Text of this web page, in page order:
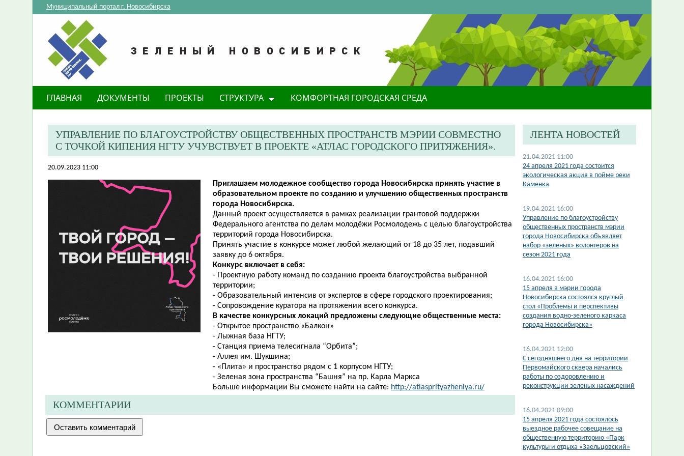
Муниципальный портал г. Новосибирска
ГЛАВНАЯ ДОКУМЕНТЫ ПРОЕКТЫ СТРУКТУРА КОМФОРТНАЯ ГОРОДСКАЯ СРЕДА
УПРАВЛЕНИЕ ПО БЛАГОУСТРОЙСТВУ ОБЩЕСТВЕННЫХ ПРОСТРАНСТВ МЭРИИ СОВМЕСТНО
С ТОЧКОЙ КИПЕНИЯ НГТУ УЧУВСТВУЕТ В ПРОЕКТЕ «АТЛАС ГОРОДСКОГО ПРИТЯЖЕНИЯ».
20.09.2023 11:00
Приглашаем молодежное сообщество города Новосибирска принять участие в
образовательном проекте по созданию и улучшению общественных пространств
города Новосибирска.
Данный проект осуществляется в рамках реализации грантовой поддержки
Федерального агентства по делам молодёжи Росмолодежь с целью благоустройства
территорий города Новосибирска.
Принять участие в конкурсе может любой желающий от 18 до 35 лет, подавший
заявку до 6 октября.
Конкурс включает в себя:
- Проектную работу команд по созданию проекта благоустройства выбранной
территории;
- Образовательный интенсив от экспертов в сфере городского проектирования;
- Сопровождение куратора на протяжении всего конкурса.
В качестве конкурсных локаций предложены следующие общественные места:
- Открытое пространство «Балкон»
- Лыжная база НГТУ;
- Станция приема телесигнала “Орбита”;
- Аллея им. Шукшина;
- «Плита» и пространство рядом с 1 корпусом НГТУ;
- Зеленая зона пространства “Башня” на пр. Карла Маркса
Больше информации Вы сможете найти на сайте: http://atlasprityazheniya.ru/
КОММЕНТАРИИ
ЛЕНТА НОВОСТЕЙ
21.04.2021 11:00
24 апреля 2021 года состоится
экологическая акция в пойме реки
Каменка
19.04.2021 16:00
Управление по благоустройству
общественных пространств мэрии
города Новосибирска объявляет
набор «зеленых» волонтеров на
сезон 2021 года
16.04.2021 16:00
15 апреля в мэрии города
Новосибирска состоялся круглый
стол «Проблемы и перспективы
создания водно-зеленого каркаса
города Новосибирска»
16.04.2021 12:00
С сегодняшнего дня на территории
Первомайского сквера начались
работы по оздоровлению и
реконструкции зеленых насаждений
16.04.2021 09:00
15 апреля 2021 года состоялось
выездное рабочее совещание на
общественную территорию «Парк
культуры и отдыха «Заельцовский»